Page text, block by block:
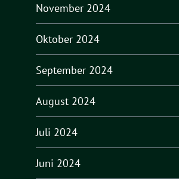
November 2024
Oktober 2024
September 2024
August 2024
Juli 2024
Juni 2024